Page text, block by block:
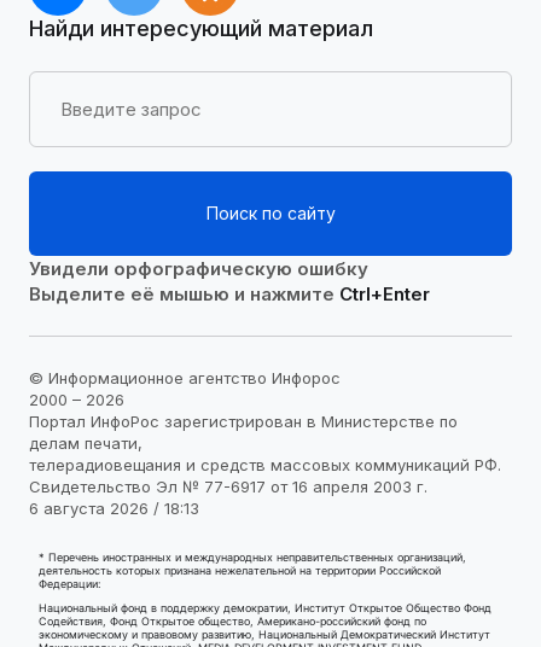
Найди интересующий материал
Поиск по сайту
Увидели орфографическую ошибку
Выделите её мышью и нажмите Ctrl+Enter
© Информационное агентство Инфорос
2000 – 2026
Портал ИнфоРос зарегистрирован в Министерстве по
делам печати,
телерадиовещания и средств массовых коммуникаций РФ.
Свидетельство Эл № 77-6917 от 16 апреля 2003 г.
6 августа 2026 / 18:13